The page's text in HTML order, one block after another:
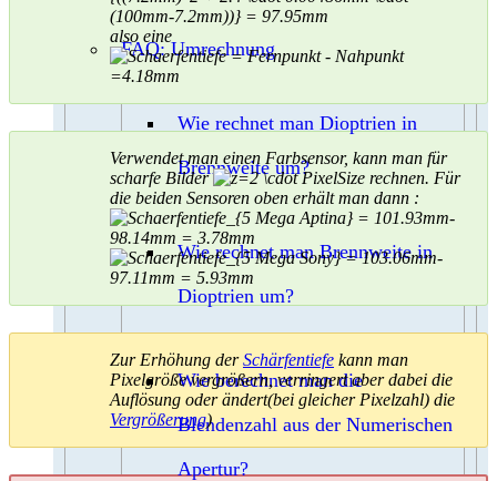
FAQ: Umrechnung
Wie rechnet man Dioptrien in
Brennweite um?
Wie rechnet man Brennweite in
Dioptrien um?
Wie berechnet man die
Blendenzahl aus der Numerischen
Apertur?
also eine
Verwendet man einen Farbsensor, kann man für
scharfe Bilder
rechnen. Für
die beiden Sensoren oben erhält man dann :
Zur Erhöhung derSchärfentiefe kann man
Pixelgröße vergrößern, verringert aber dabei die
Auflösung oder ändert(bei gleicher Pixelzahl) die
Vergrößerung)